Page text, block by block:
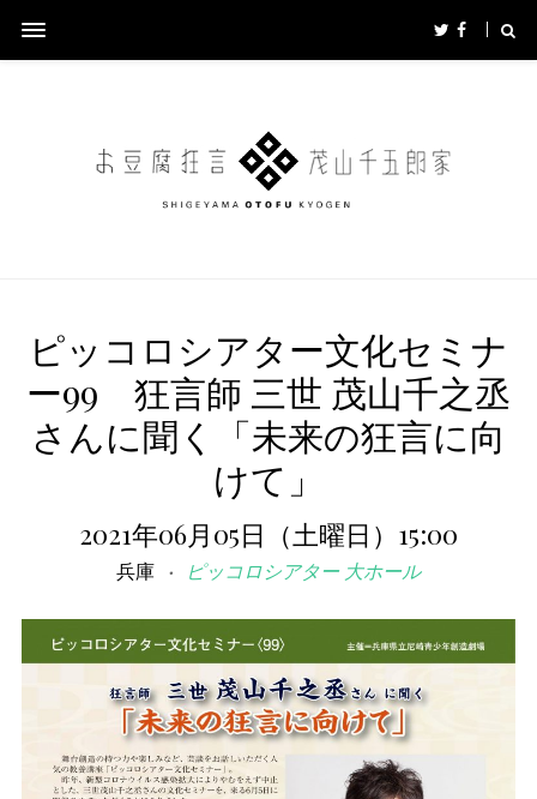
ピッコロシアター文化セミナ
ー99 狂言師 三世 茂山千之丞
さんに聞く「未来の狂言に向
けて」
2021年06月05日（土曜日）15:00
兵庫 ピッコロシアター 大ホール